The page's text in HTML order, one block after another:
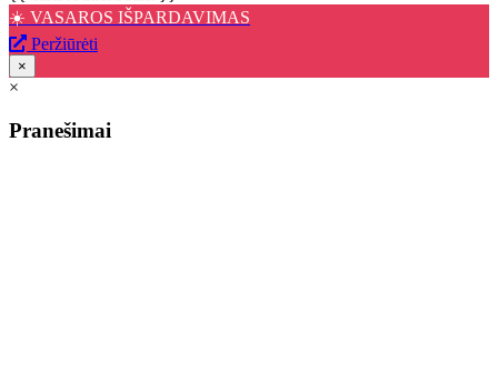
☀️ VASAROS IŠPARDAVIMAS
Peržiūrėti
×
×
Pranešimai